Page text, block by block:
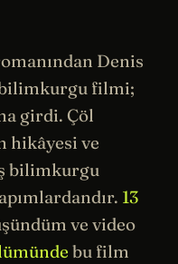
Denis
bilimkurgu filmi;
girdi. Çöl
hikâyesi ve
bilimkurgu
13
ve video
bu film